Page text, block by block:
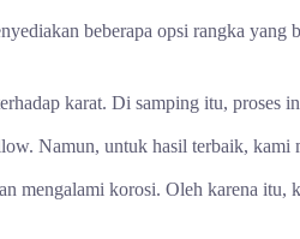
beberapa opsi rangka
karat. Di samping itu, proses
Namun, untuk hasil terbaik,
mengalami korosi. Oleh karena